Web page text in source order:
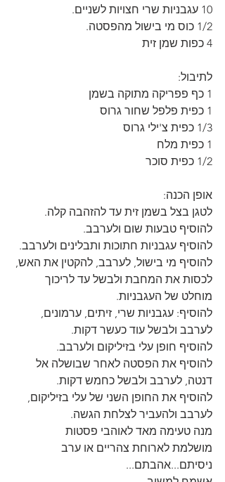
10 עגבניות שרי חצויות לשניים.
1/2 כוס מי בישול מהפסטה.
4 כפות שמן זית
לתיבול:
1 כף פפריקה מתוקה בשמן
1 כפית פלפל שחור גרוס
1/3 כפית צ'ילי גרוס
1 כפית מלח
1/2 כפית סוכר
אופן הכנה:
לטגן בצל בשמן זית עד להזהבה קלה.
להוסיף טבעות שום ולערבב.
להוסיף עגבניות חתוכות ותבלינים ולערבב.
להוסיף מי בישול, לערבב, להקטין את האש,
לכסות את המחבת ולבשל עד לריכוך
מוחלט של העגבניות.
להוסיף: עגבניות שרי, זיתים, ערמונים,
לערבב ולבשל עוד כעשר דקות.
להוסיף חופן עלי בזיליקום ולערבב.
להוסיף את הפסטה לאחר שבושלה אל
דנטה, לערבב ולבשל כחמש דקות.
להוסיף את החופן השני של עלי בזיליקום,
לערבב ולהעביר לצלחת הגשה.
מנה טעימה מאד לאוהבי פסטות
מושלמת לארוחת צהריים או ערב
ניסיתם...אהבתם...